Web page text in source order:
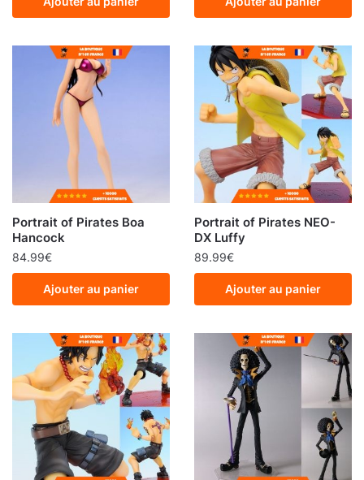
Portrait of Pirates Boa
Hancock
84.99€
Ajouter au panier
Portrait of Pirates NEO-
DX Luffy
89.99€
Ajouter au panier